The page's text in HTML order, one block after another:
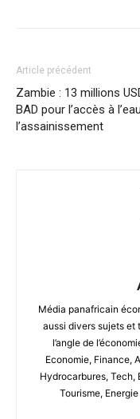
Article précédent
Zambie : 13 millions
BAD pour l’accès à
l’assainissement
Média panafricain
aussi divers sujets et
l’angle de
Economie, Finance,
Hydrocarbures, Tech,
Tourisme,